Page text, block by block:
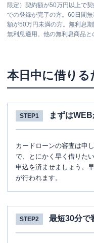
限定）契約額が50万円以上で
での登録が完了の方。60日間
額が50万円未満の方。無利息
無利息適用。他の無利息商品と
本日中に借り
STEP1 まずは
カードローンの審査は申
で、とにかく早く借りた
申込を済ませましょう。
が行われます。
STEP2 最短30分で